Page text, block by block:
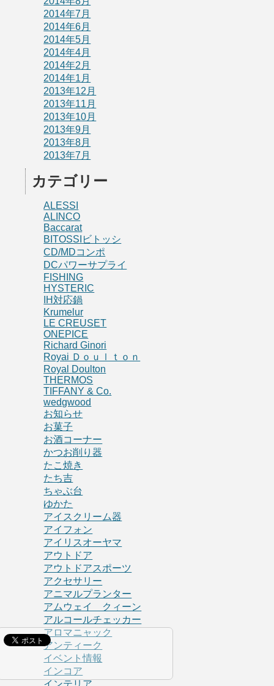
2014年7月
2014年6月
2014年5月
2014年4月
2014年2月
2014年1月
2013年12月
2013年11月
2013年10月
2013年9月
2013年8月
2013年7月
カテゴリー
ALESSI
ALINCO
Baccarat
BITOSSIビトッシ
CD/MDコンポ
DCパワーサプライ
FISHING
HYSTERIC
IH対応鍋
Krumelur
LE CREUSET
ONEPICE
Richard Ginori
Royai Ｄｏｕｌｔｏｎ
Royal Doulton
THERMOS
TIFFANY & Co.
wedgwood
お知らせ
お菓子
お酒コーナー
かつお削り器
たこ焼き
たち吉
ちゃぶ台
ゆかた
アイスクリーム器
アイフォン
アイリスオーヤマ
アウトドア
アウトドアスポーツ
アクセサリー
アニマルプランター
アムウェイ クィーン
アルコールチェッカー
アロマニャック
アンティーク
イベント情報
インコア
インテリア